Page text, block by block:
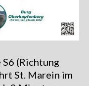
(Richtung
St. Marein im